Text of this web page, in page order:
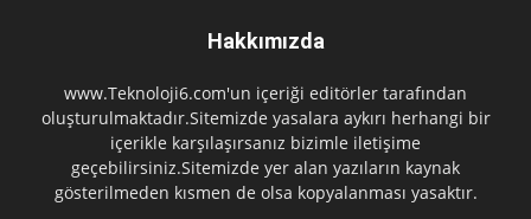
Hakkımızda
www.Teknoloji6.com'un içeriği editörler tarafından
oluşturulmaktadır.Sitemizde yasalara aykırı herhangi bir
içerikle karşılaşırsanız bizimle iletişime
geçebilirsiniz.Sitemizde yer alan yazıların kaynak
gösterilmeden kısmen de olsa kopyalanması yasaktır.